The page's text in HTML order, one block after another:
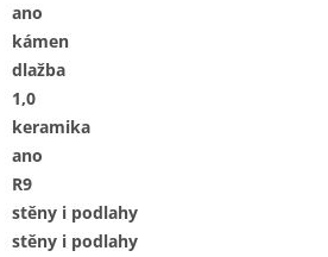
ano
kámen
dlažba
1,0
keramika
ano
R9
stěny i podlahy
stěny i podlahy